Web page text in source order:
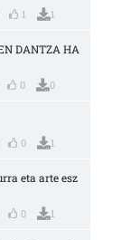
1 1
DANTZA HA
0 0
0 1
eta arte esz
0 1